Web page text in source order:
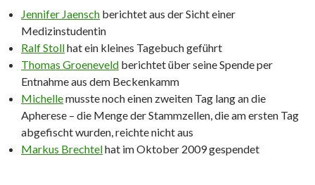
Jennifer Jaensch berichtet aus der Sicht einer
Medizinstudentin
Ralf Stollhat ein kleines Tagebuch geführt
Thomas Groeneveld berichtet über seine Spende per
Entnahme aus dem Beckenkamm
Michellemusste noch einen zweiten Tag lang an die
Apherese – die Menge der Stammzellen, die am ersten Tag
abgefischt wurden, reichte nicht aus
Markus Brechtelhat im Oktober 2009 gespendet